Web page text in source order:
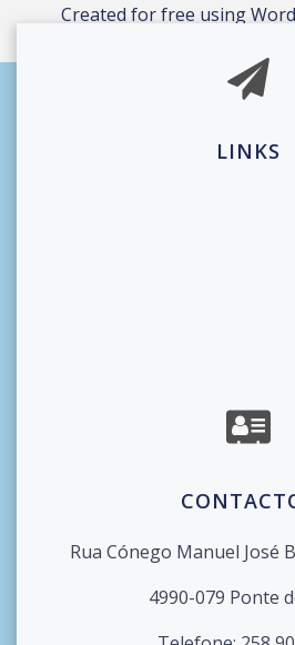
Created for free using
LINKS
Rua Cónego Manuel José
4990-079 Ponte